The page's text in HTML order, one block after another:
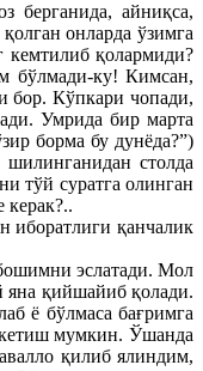
берганида, айниқса,
онларда ўзимга
кемтилиб қолармиди?
бўлмади-ку! Кимсан,
бор. Кўпкари чопади,
Умрида бир марта
борма бу дунёда?”)
столда
тўй суратга олинган
иборатлиги қанчалик
эслатади. Мол
яна қийшайиб қолади.
ё бўлмаса бағримга
мумкин. Ўшанда
қилиб ялиндим,